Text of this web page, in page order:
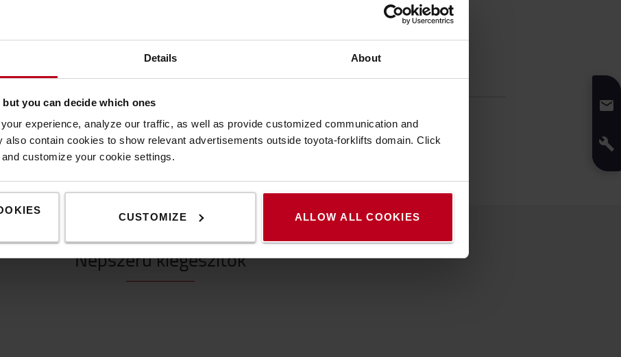
Details About
you can decide which ones
experience, analyze our traffic, as well as provide customized communication and
also contain cookies to show relevant advertisements outside toyota-forklifts domain. Click
customize your cookie settings.
CUSTOMIZE ALLOW ALL COOKIES
pilóta érintkezőként Eaxtron dugókhoz és
Specifikáció
Magasság:8 mm
Szélesség:8mm
Népszerű kiegészítők